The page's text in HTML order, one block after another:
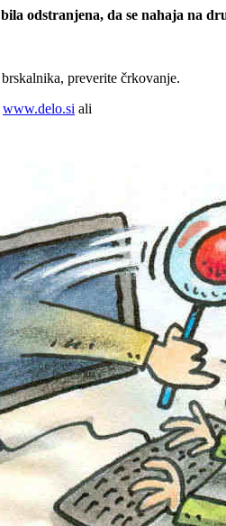
odstranjena, da se nahaja na
preverite črkovanje.
www.delo.si ali